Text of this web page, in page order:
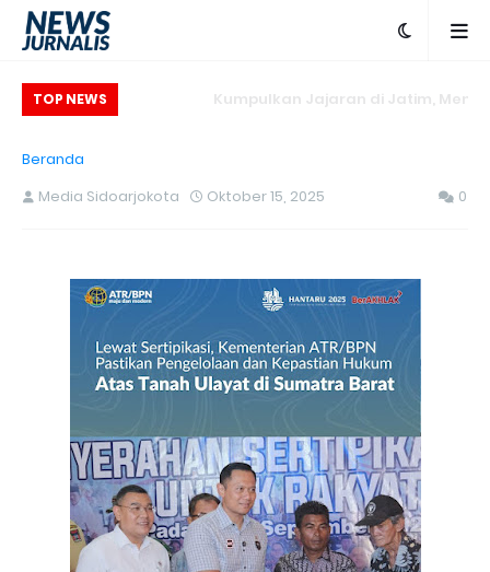
TOP NEWS
Beranda
Media Sidoarjokota
Oktober 15, 2025 0